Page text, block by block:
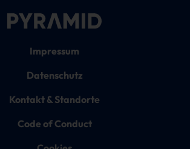
Impressum
Datenschutz
Kontakt & Standorte
Code of Conduct